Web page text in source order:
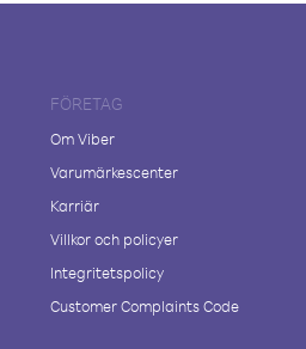
FÖRETAG
Om Viber
Varumärkescenter
Karriär
Villkor och policyer
Integritetspolicy
Customer Complaints Code